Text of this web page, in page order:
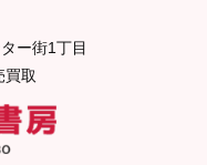
ー街1丁目
買取